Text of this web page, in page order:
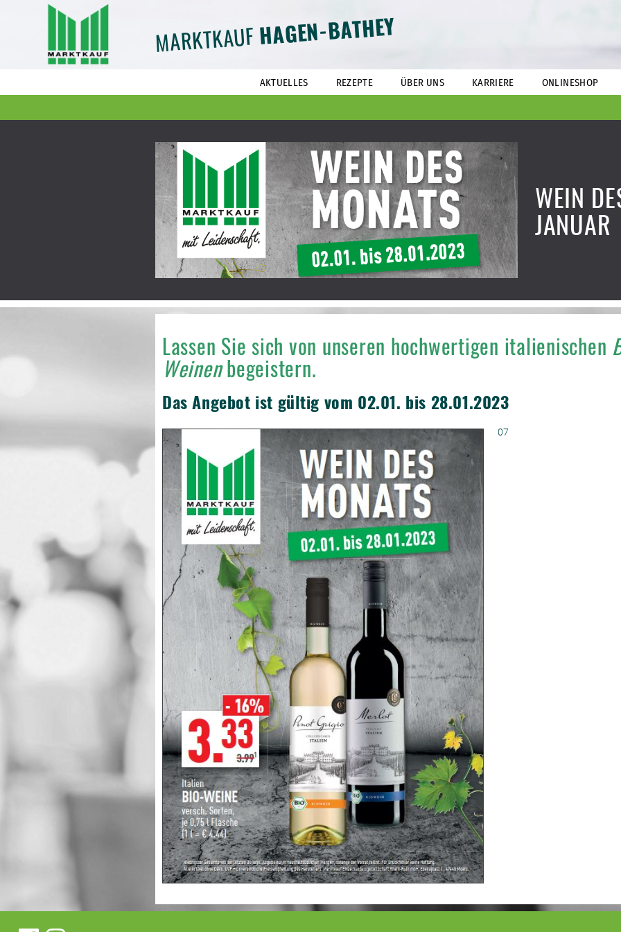
MARKTKAUFHAGEN-BATHEY
AKTUELLES REZEPTE ÜBER UNS KARRIERE ONLINESHOP
WEIN
JANUAR
Lassen Sie sich von unseren hochwertigen italienischen
Weinenbegeistern.
Das Angebot ist gültig vom 02.01. bis 28.01.2023
07